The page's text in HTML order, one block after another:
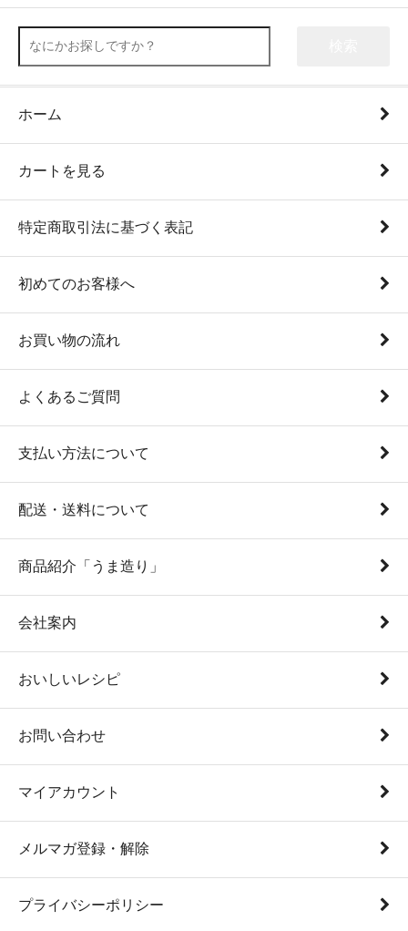
ホーム
カートを見る
特定商取引法に基づく表記
初めてのお客様へ
お買い物の流れ
よくあるご質問
支払い方法について
配送・送料について
商品紹介「うま造り」
会社案内
おいしいレシピ
お問い合わせ
マイアカウント
メルマガ登録・解除
プライバシーポリシー